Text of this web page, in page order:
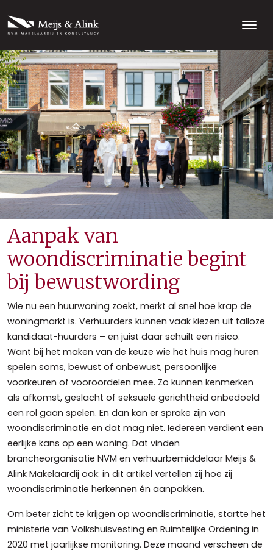
Aanpak van
woondiscriminatie begint
bij bewustwording
Wie nu een huurwoning zoekt, merkt al snel hoe krap de
woningmarkt is. Verhuurders kunnen vaak kiezen uit talloze
kandidaat-huurders – en juist daar schuilt een risico.
Want bij het maken van de keuze wie het huis mag huren
spelen soms, bewust of onbewust, persoonlijke
voorkeuren of vooroordelen mee. Zo kunnen kenmerken
als afkomst, geslacht of seksuele gerichtheid onbedoeld
een rol gaan spelen. En dan kan er sprake zijn van
woondiscriminatie en dat mag niet. Iedereen verdient een
eerlijke kans op een woning. Dat vinden
brancheorganisatie NVM en verhuurbemiddelaar Meijs &
Alink Makelaardij ook: in dit artikel vertellen zij hoe zij
woondiscriminatie herkennen én aanpakken.
Om beter zicht te krijgen op woondiscriminatie, startte het
ministerie van Volkshuisvesting en Ruimtelijke Ordening in
2020 met jaarlijkse monitoring. Deze maand verscheen de